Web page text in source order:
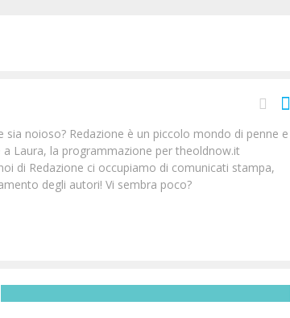
noioso? Redazione è un piccolo mondo di penne e
Laura, la programmazione per theoldnow.it
di Redazione ci occupiamo di comunicati stampa,
degli autori! Vi sembra poco?